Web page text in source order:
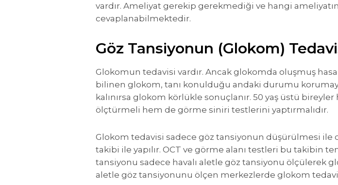
vardır. Ameliyat gerekip gerekmediği ve hangi
cevaplanabilmektedir.
Göz Tansiyonun (Glokom)
Glokomun tedavisi vardır. Ancak glokomda oluşmuş
bilinen glokom, tanı konulduğu andaki durumu
kalınırsa glokom körlükle sonuçlanır. 50 yaş üstü bireyler
ölçtürmeli hem de görme siniri testlerini yaptırmalıdır.
Glokom tedavisi sadece göz tansiyonun düşürülmesi ile
takibi ile yapılır. OCT ve görme alanı testleri bu takibin
tansiyonu sadece havalı aletle göz tansiyonu ölçülerek
aletle göz tansiyonunu ölçen merkezlerde glokom